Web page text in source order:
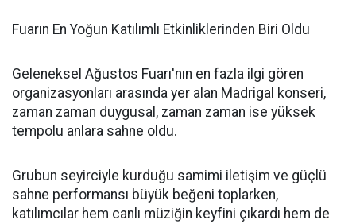
Fuarın En Yoğun Katılımlı Etkinliklerinden Biri Oldu
Geleneksel Ağustos Fuarı'nın en fazla ilgi gören
organizasyonları arasında yer alan Madrigal konseri,
zaman zaman duygusal, zaman zaman ise yüksek
tempolu anlara sahne oldu.
Grubun seyirciyle kurduğu samimi iletişim ve güçlü
sahne performansı büyük beğeni toplarken,
katılımcılar hem canlı müziğin keyfini çıkardı hem de